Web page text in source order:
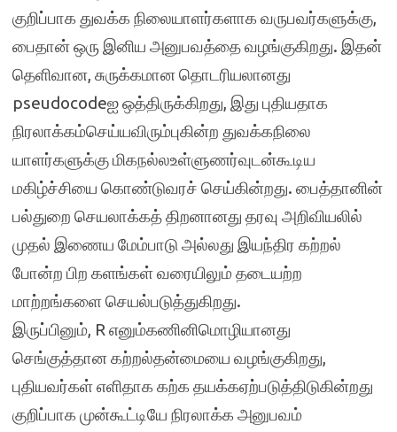
குறிப்பாக துவக்க நிலையாளர்களாக வருபவர்களுக்கு,
பைதான் ஒரு இனிய அனுபவத்தை வழங்குகிறது. இதன்
தெளிவான, சுருக்கமான தொடரியலானது
pseudocodeஐ ஒத்திருக்கிறது, இது புதியதாக
நிரலாக்கம்செய்யவிரும்புகின்ற துவக்கநிலை
யாளர்களுக்கு மிகநல்லஉள்ளுணர்வுடன்கூடிய
மகிழ்ச்சியை கொண்டுவரச் செய்கின்றது. பைத்தானின்
பல்துறை செயலாக்கத் திறனானது தரவு அறிவியலில்
முதல் இணைய மேம்பாடு அல்லது இயந்திர கற்றல்
போன்ற பிற களங்கள் வரையிலும் தடையற்ற
மாற்றங்களை செயல்படுத்துகிறது.
இருப்பினும், R எனும்கணினிமொழியானது
செங்குத்தான கற்றல்தன்மையை வழங்குகிறது,
புதியவர்கள் எளிதாக கற்க தயக்கஏற்படுத்திடுகின்றது
குறிப்பாக முன்கூட்டியே நிரலாக்க அனுபவம்